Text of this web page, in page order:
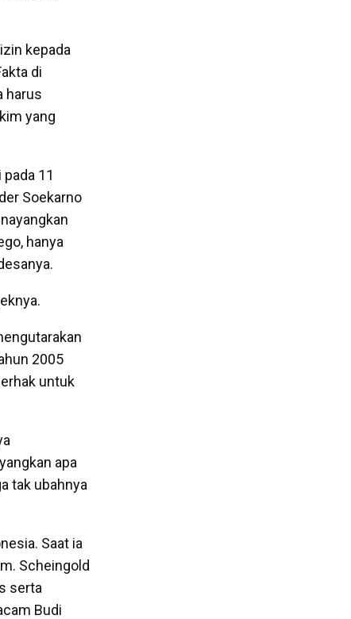
kepada
di
harus
yang
11
Soekarno
hanya
2005
untuk
apa
tak ubahnya
Saat ia
Scheingold
serta
Budi